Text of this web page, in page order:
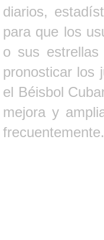
diarios,
para que los
o sus estrellas
pronosticar los
el Béisbol
mejora y
frecuentemente.